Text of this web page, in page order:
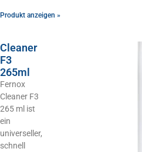
Produkt anzeigen »
Cleaner
F3
265ml
Fernox
Cleaner F3
265 ml ist
ein
universeller,
schnell